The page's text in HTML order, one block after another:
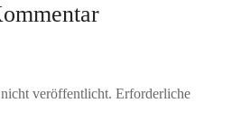
veröffentlicht. Erforderliche